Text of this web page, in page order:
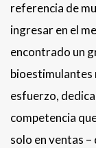
referencia de
ingresar en el
encontrado un
bioestimulantes
esfuerzo,
competencia
solo en ventas